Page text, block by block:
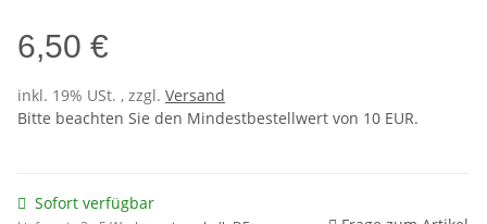
6,50 €
inkl. 19% USt. , zzgl. Versand
Bitte beachten Sie den Mindestbestellwert von 10 EUR.
Sofort verfügbar